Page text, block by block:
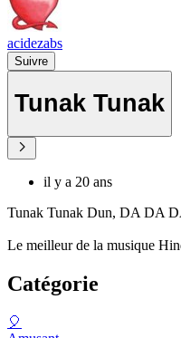
acidezabs
Suivre
Tunak Tunak
il y a 20 ans
Tunak Tunak Dun, DA DA
Le meilleur de la musique
Catégorie
🎈